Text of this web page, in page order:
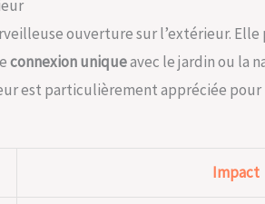
ouverture sur l’extérieur. Elle
connexion uniqueavec le jardin ou la
est particulièrement appréciée pour
Impact